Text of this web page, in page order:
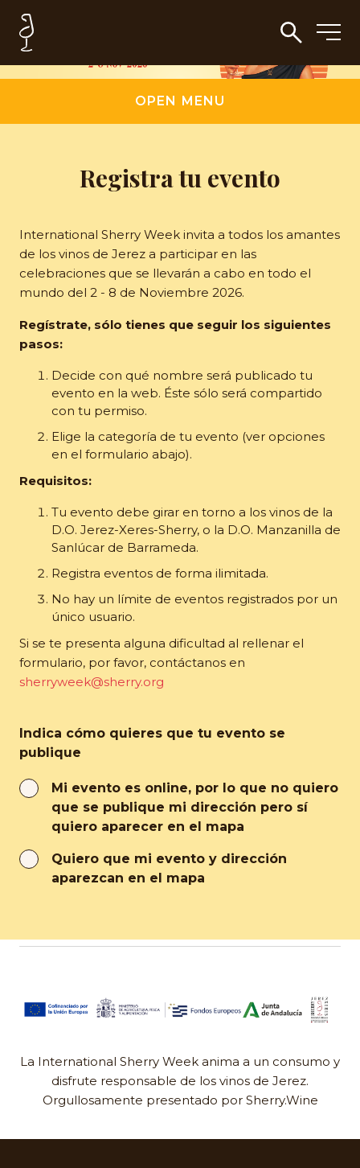
OPEN MENU
Registra tu evento
International Sherry Week invita a todos los amantes
de los vinos de Jerez a participar en las
celebraciones que se llevarán a cabo en todo el
mundo del 2 - 8 de Noviembre 2026.
Regístrate, sólo tienes que seguir los siguientes
pasos:
Decide con qué nombre será publicado tu
evento en la web. Éste sólo será compartido
con tu permiso.
Elige la categoría de tu evento (ver opciones
en el formulario abajo).
Requisitos:
Tu evento debe girar en torno a los vinos de la
D.O. Jerez-Xeres-Sherry, o la D.O. Manzanilla de
Sanlúcar de Barrameda.
Registra eventos de forma ilimitada.
No hay un límite de eventos registrados por un
único usuario.
Si se te presenta alguna dificultad al rellenar el
formulario, por favor, contáctanos en
sherryweek@sherry.org
Indica cómo quieres que tu evento se
publique
Mi evento es online, por lo que no quiero
que se publique mi dirección pero sí
quiero aparecer en el mapa
Quiero que mi evento y dirección
aparezcan en el mapa
La International Sherry Week anima a un consumo y
disfrute responsable de los vinos de Jerez.
Orgullosamente presentado por Sherry.Wine